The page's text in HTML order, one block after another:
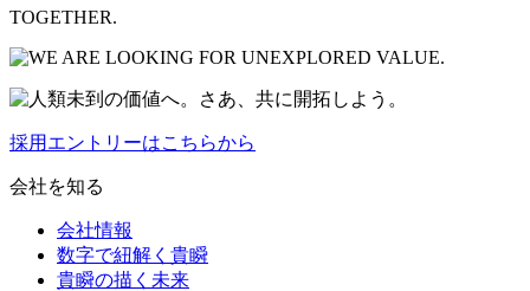
TOGETHER.
採用エントリーはこちらから
会社を知る
会社情報
数字で紐解く貴瞬
貴瞬の描く未来